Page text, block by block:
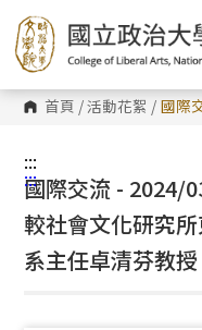
跳
到
主
要
內
容
區 首頁 /活動花絮 / 國際
:::
:::
國際交流 - 2024/
較社會文化研究
系主任卓清芬教